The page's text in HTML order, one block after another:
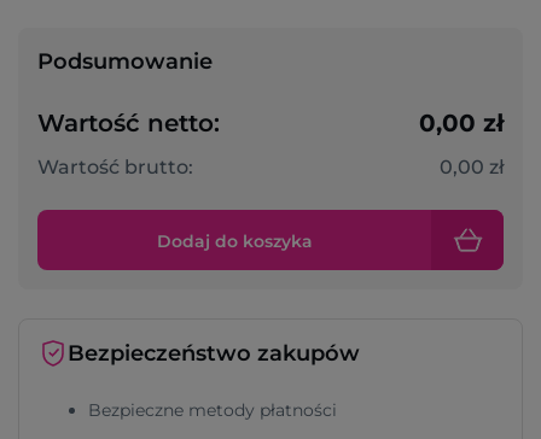
Podsumowanie
Wartość netto: 0,00 zł
Wartość brutto: 0,00 zł
Dodaj do koszyka
Bezpieczeństwo zakupów
Bezpieczne metody płatności